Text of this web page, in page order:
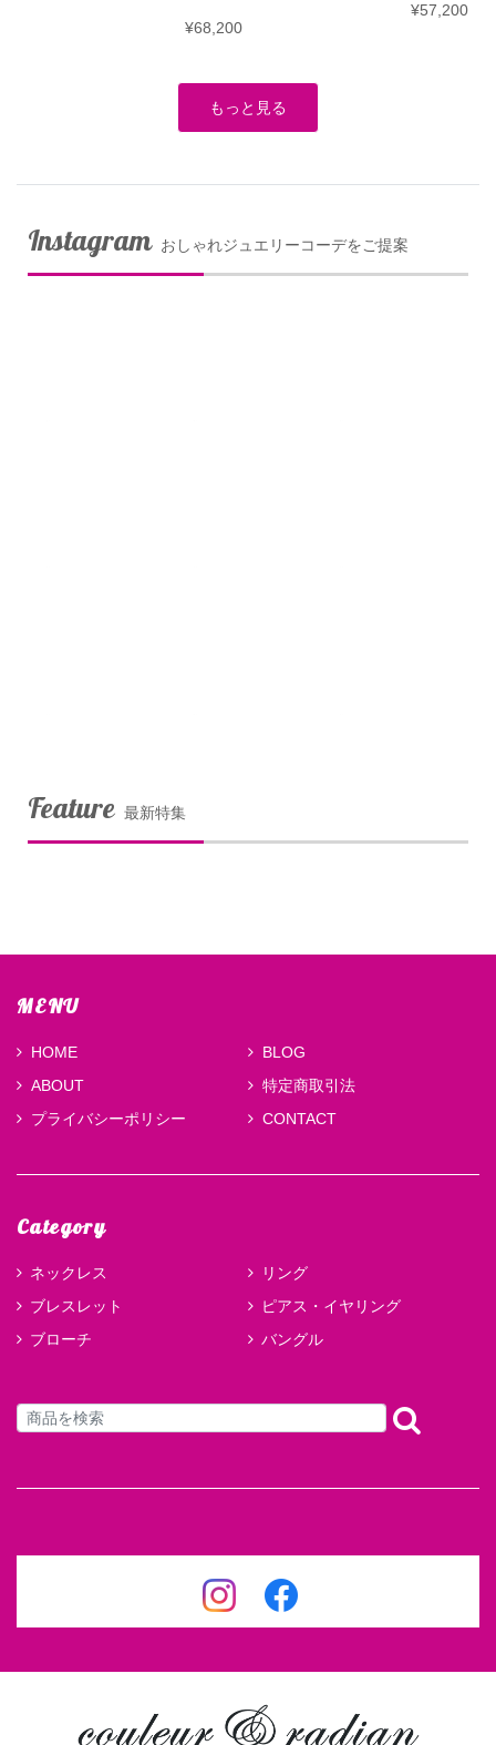
¥68,200
¥57,200
もっと見る
Instagram おしゃれジュエリーコーデをご提案
Feature 最新特集
MENU
HOME
BLOG
ABOUT
特定商取引法
プライバシーポリシー
CONTACT
Category
ネックレス
リング
ブレスレット
ピアス・イヤリング
ブローチ
バングル